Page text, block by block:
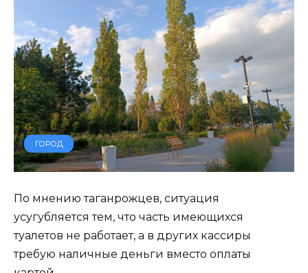
ГОРОД
По мнению таганрожцев, ситуация
усугубляется тем, что часть имеющихся
туалетов не работает, а в других кассиры
требую наличные деньги вместо оплаты